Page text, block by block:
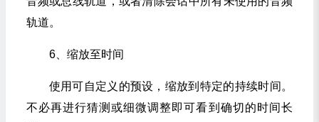
轨道。
6、缩放至时间
使用可自定义的预设，缩放到特定的持续时间。
不必再进行猜测或细微调整即可看到确切的时间长